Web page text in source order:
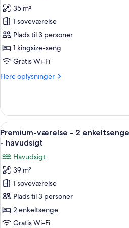
adgang
til
Club-
lounge
-
havudsigt
af
Premium-
værelse
-
1
seng
35 m²
1 soveværelse
Plads til 3 personer
1 kingsize-seng
Gratis Wi-Fi
Flere oplysninger
Flere
værelse
1
kingsize-
-
havudsigt
Indlæs
alle
af
Premium-
værelse
-
2
enkeltsenge
Et
11
Premium-værelse - 2
- havudsigt
Havudsigt
39 m²
1 soveværelse
Plads til 3 personer
2 enkeltsenge
Gratis Wi-Fi